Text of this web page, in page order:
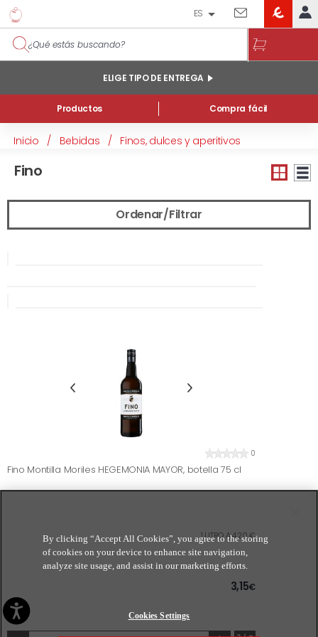
MI CUENTA
Pedidos online
Mis productos comprados en tienda y online
Listas
ES
CLUB
Productos
ELIGE TIPO DE ENTREGA
Compra fácil
Inicio / Bebidas / Finos, dulces y aperitivos
Fino
Ordenar/Filtrar
0
Fino Montilla Moriles HEGEMONIA MAYOR, botella 75 cl
1 LITRO A 4,20 €
3,15€
By clicking “Accept All Cookies”, you agree to the storing
of cookies on your device to enhance site navigation,
analyze site usage, and assist in our marketing efforts.
Cookies Settings